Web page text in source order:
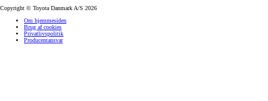
Copyright © Toyota Danmark A/S 2026
Om hjemmesiden
Brug af cookies
Privatlivspolitik
Producentansvar